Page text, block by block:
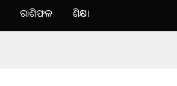
ରାଶିଫଳ ଶିକ୍ଷା